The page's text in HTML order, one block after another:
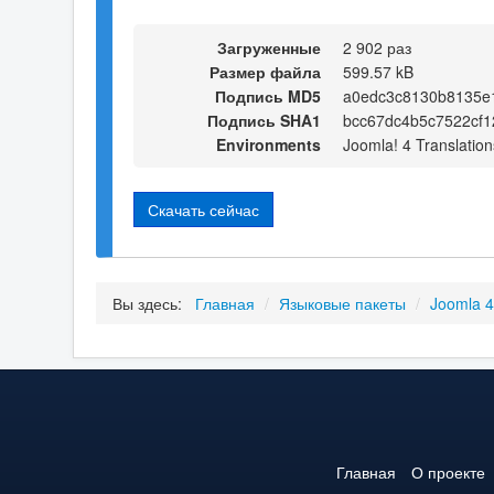
Загруженные
2 902 раз
Размер файла
599.57 kB
Подпись MD5
Подпись SHA1
Environments
Joomla! 4
Скачать сейчас
Вы здесь: Главная / Языковые пакеты / Joomla
Главная О проекте